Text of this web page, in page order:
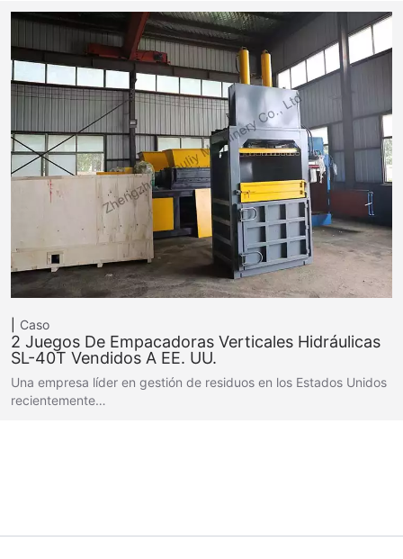
Caso
2 Juegos De Empacadoras Verticales Hidráulicas
SL-40T Vendidos A EE. UU.
Una empresa líder en gestión de residuos en los Estados Unidos
recientemente…